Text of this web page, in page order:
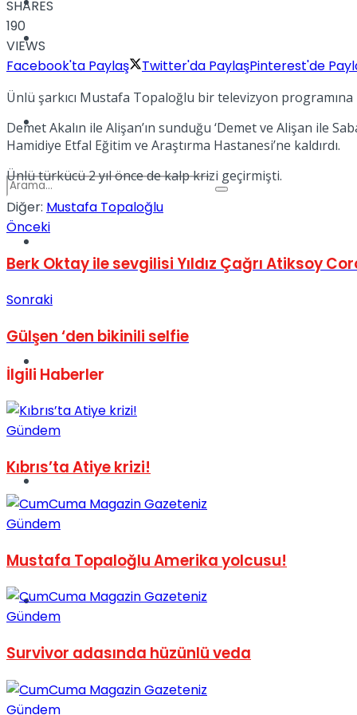
Dünya
Tatil
Podcast
SHARES
190
VIEWS
Facebook'ta Paylaş
Twitter'da PaylaşPinterest'de
Ünlü şarkıcı Mustafa Topaloğlu bir televizyon programına
Demet Akalın ile Alişan’ın sunduğu ‘Demet ve Alişan ile
Hamidiye Etfal Eğitim ve Araştırma Hastanesi’ne kaldırdı.
Ünlü türkücü 2 yıl önce de kalp krizi geçirmişti.
Diğer: Mustafa Topaloğlu
Önceki
Berk Oktay ile sevgilisi Yıldız Çağrı Atiksoy
Sonraki
Gülşen ‘den bikinili selfie
İlgili Haberler
Gündem
Kıbrıs’ta Atiye krizi!
Gündem
Mustafa Topaloğlu Amerika yolcusu!
Gündem
Survivor adasında hüzünlü veda
Gündem